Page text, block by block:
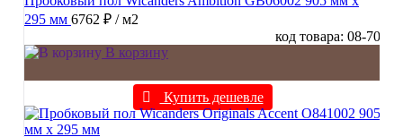
295 мм 6762 ₽ / м2
код товара: 08-70
В корзину
Купить дешевле